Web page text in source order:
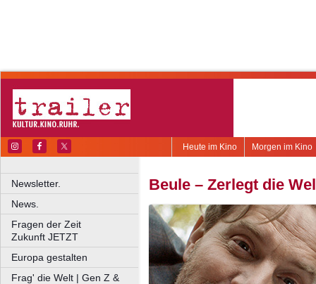
Morgen im Kino
Heute im Kino
Newsletter.
News.
Fragen der Zeit
Zukunft JETZT
Europa gestalten
Frag' die Welt | Gen Z &
Beule – Zerlegt die